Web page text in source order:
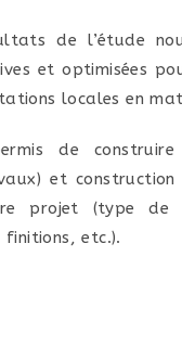
de l’étude
et optimisées
locales en
de
et
projet (type de
etc.).